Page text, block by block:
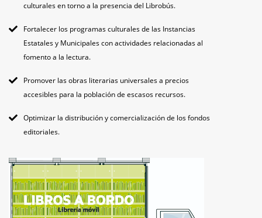
culturales en torno a la presencia del Librobús.
Fortalecer los programas culturales de las Instancias
Estatales y Municipales con actividades relacionadas al
fomento a la lectura.
Promover las obras literarias universales a precios
accesibles para la población de escasos recursos.
Optimizar la distribución y comercialización de los fondos
editoriales.